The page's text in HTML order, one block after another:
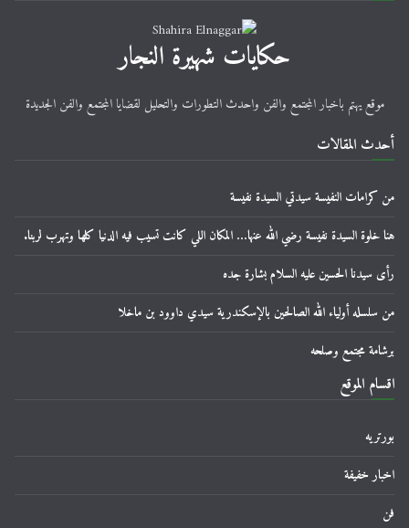
حكايات شهيرة النجار
موقع يهتم باخبار المجتمع والفن واحدث التطورات والتحليل لقضايا المجتمع والفن الجديدة
أحدث المقالات
من كرامات النفيسة سيدتي السيدة نفيسة
هنا خلوة السيدة نفيسة رضي الله عنها… المكان اللي كانت تسيب فيه الدنيا كلها وتهرب لربنا.
رأى سيدنا الحسين عليه السلام بشارة جده
من سلسله أولياء الله الصالحين بالإسكندرية سيدي داوود بن ماخلا
برشامة مجتمع وصلحه
اقسام الموقع
بورتريه
اخبار خفيفة
فن